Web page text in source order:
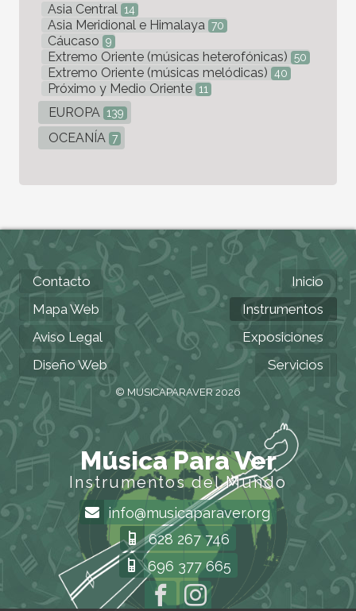
Asia Central 14
Asia Meridional e Himalaya 70
Cáucaso 9
Extremo Oriente (músicas heterofónicas) 50
Extremo Oriente (músicas melódicas) 40
Próximo y Medio Oriente 11
EUROPA 139
OCEANÍA 7
Contacto
Mapa Web
Aviso Legal
Diseño Web
Inicio
Instrumentos
Exposiciones
Servicios
© MUSICAPARAVER 2026
Música Para Ver
Instrumentos del Mundo
info@musicaparaver.org
628 267 746
696 377 665